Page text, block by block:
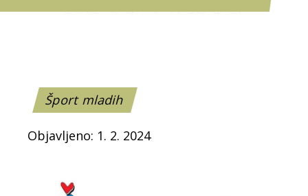
Šport mladih
Objavljeno: 1. 2. 2024